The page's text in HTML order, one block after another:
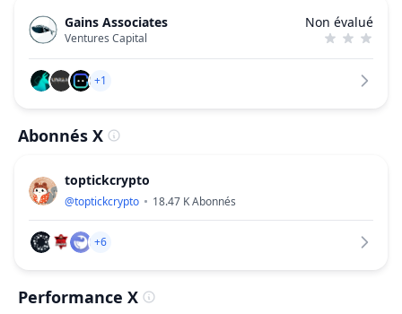
Gains Associates
Ventures Capital
Non évalué
+1
Abonnés X
toptickcrypto
@toptickcrypto 18.47 KAbonnés
+6
Performance X